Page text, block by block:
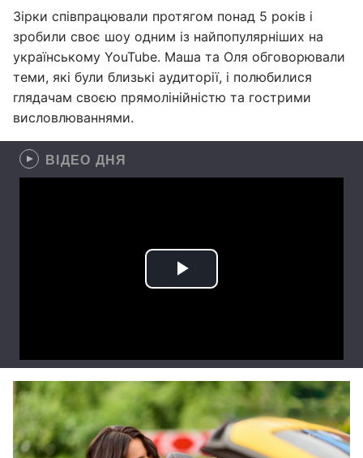
Зірки співпрацювали протягом понад 5 років і
зробили своє шоу одним із найпопулярніших на
українському YouTube. Маша та Оля обговорювали
теми, які були близькі аудиторії, і полюбилися
глядачам своєю прямолінійністю та гострими
висловлюваннями.
ВІДЕО ДНЯ